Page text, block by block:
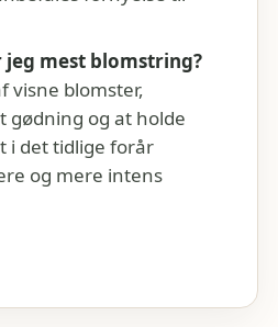
mest blomstring?
visne blomster,
gødning og at holde
i det tidlige forår
og mere intens